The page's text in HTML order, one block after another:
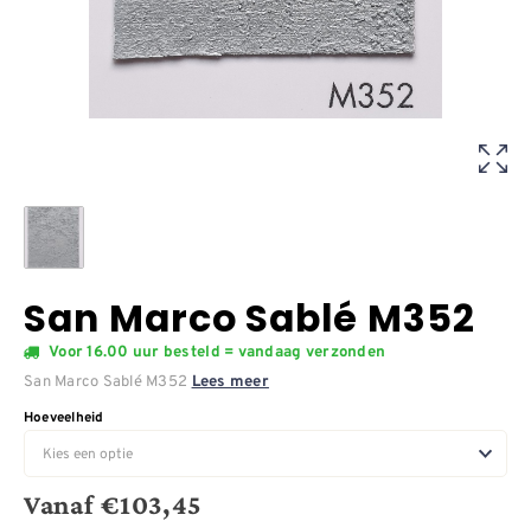
San Marco Sablé M352
Voor 16.00 uur besteld = vandaag verzonden
San Marco Sablé M352 Lees meer
Hoeveelheid
Vanaf€103,45